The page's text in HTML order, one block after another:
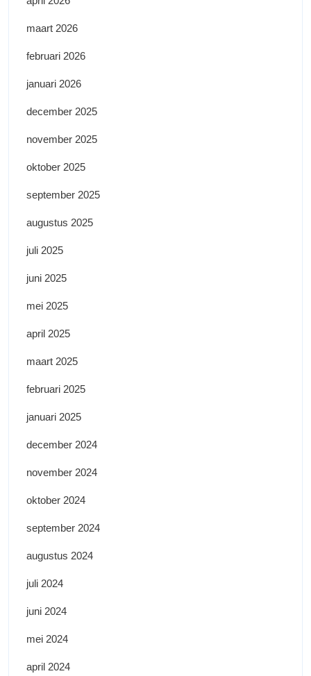
maart 2026
februari 2026
januari 2026
december 2025
november 2025
oktober 2025
september 2025
augustus 2025
juli 2025
juni 2025
mei 2025
april 2025
maart 2025
februari 2025
januari 2025
december 2024
november 2024
oktober 2024
september 2024
augustus 2024
juli 2024
juni 2024
mei 2024
april 2024